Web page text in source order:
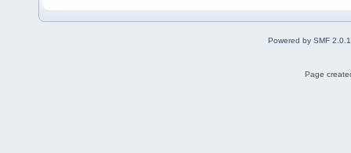
Powered by SMF
Page